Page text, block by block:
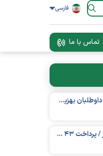
فارسی
تماس با ما
کارگاه تخصصی آموزش اصول داوطلبی ویژه داوطلبان بهزیستی برگزار شد
آموزش یک مهارت کاربردی به زندانیان بوشهر / پرداخت ۴۳ میلیارد تومان تسهیلات خوداشتغالی